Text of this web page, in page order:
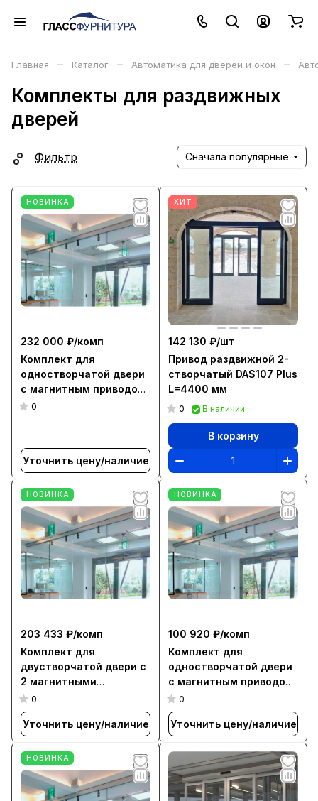
Главная – Каталог – Автоматика для дверей и окон –
Комплекты для раздвижных
дверей
Фильтр Сначала популярные
НОВИНКА
232 000 ₽/комп
Комплект для
одностворчатой двери
c магнитным приводом
L=1015 мм, для створки
0
Уточнить цену/наличие
ХИТ
142 130 ₽/шт
Привод раздвижной 2-
створчатый DAS107 Plus
L=4400 мм
0 В наличии
В корзину
НОВИНКА
203 433 ₽/комп
Комплект для
двустворчатой двери с
2 магнитными
приводами L=1015 мм,
для створки 1000-1200
мм (MS)
0
Уточнить цену/наличие
НОВИНКА
100 920 ₽/комп
Комплект для
одностворчатой двери
c магнитным приводом
L=810 мм, для створки
800-1000 мм (MS)
0
Уточнить цену/наличие
НОВИНКА